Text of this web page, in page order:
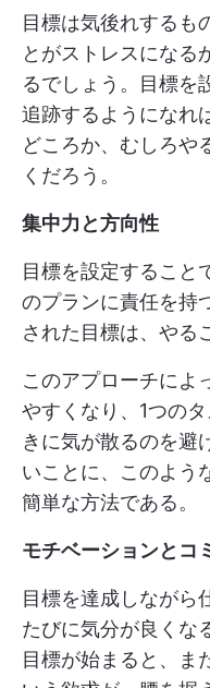
目標は気後れするも
とがストレスになる
るでしょう。目標を
追跡するようになれ
どころか、むしろや
くだろう。
集中力と方向性
目標を設定すること
のプランに責任を持
された目標は、やる
このアプローチによ
やすくなり、1つの
きに気が散るのを避
いことに、このよう
簡単な方法である。
モチベーションとコ
目標を達成しながら
たびに気分が良くな
目標が始まると、ま